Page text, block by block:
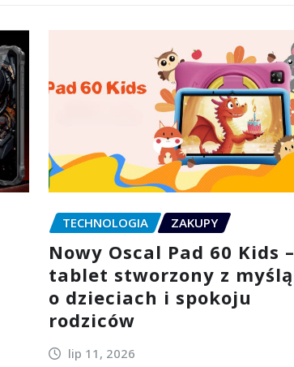
TECHNOLOGIA ZAKUPY
Nowy Oscal Pad 60 Kids –
tablet stworzony z myślą
o dzieciach i spokoju
rodziców
lip 11, 2026